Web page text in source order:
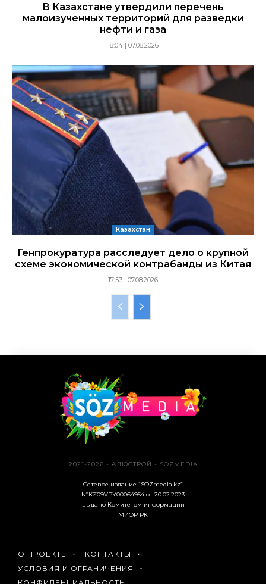
В Казахстане утвердили перечень
малоизученных территорий для разведки
нефти и газа
18:04 | 07.08.2026
Казахстан
Генпрокуратура расследует дело о крупной
схеме экономической контрабанды из Китая
17:53 | 07.08.2026
2021-2026 - АЛЮСТРОЙ - SOZMEDIA
Сетевое издание “SOZmedia.kz”
№KZ09VPY00064954 от 20.02.2023
выдано Комитетом информации
МИОР РК
О ПРОЕКТЕ
КОНТАКТЫ
УСЛОВИЯ И ОГРАНИЧЕНИЯ